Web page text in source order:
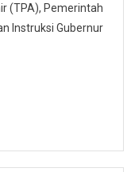
(TPA), Pemerintah
Instruksi Gubernur